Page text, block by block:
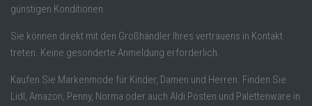
günstigen Konditionen.
Sie können direkt mit den Großhändler Ihres vertrauens in Kontakt
treten. Keine gesonderte Anmeldung erforderlich.
Kaufen Sie Markenmode für Kinder, Damen und Herren. Finden Sie
Lidl, Amazon, Penny, Norma oder auch Aldi Posten und Palettenware in